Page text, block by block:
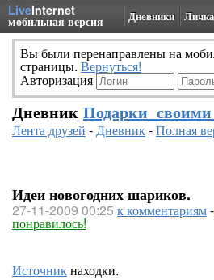
LiveInternet
мобильная версия Дневники Личка
Вы были перенаправлены на
страницы. Вернуться!
Авторизация
Дневник
Лента друзей -Дневник-Полная
Идеи новогодних шариков.
27-11-2009 00:25 к комментариям-
понравилось!
Источникнаходки.